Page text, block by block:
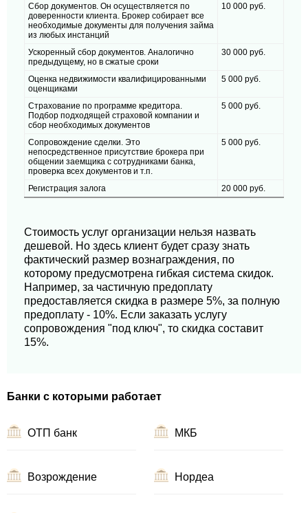
Сбор документов. Он осуществляется по
доверенности клиента. Брокер собирает все
необходимые документы для получения займа
из любых инстанций
10 000 руб.
Ускоренный сбор документов. Аналогично
предыдущему, но в сжатые сроки
30 000 руб.
Оценка недвижимости квалифицированными
оценщиками
5 000 руб.
Страхование по программе кредитора.
Подбор подходящей страховой компании и
сбор необходимых документов
5 000 руб.
Сопровождение сделки. Это
непосредственное присутствие брокера при
общении заемщика с сотрудниками банка,
проверка всех документов и т.п.
5 000 руб.
Регистрация залога 20 000 руб.
Стоимость услуг организации нельзя назвать
дешевой. Но здесь клиент будет сразу знать
фактический размер вознаграждения, по
которому предусмотрена гибкая система скидок.
Например, за частичную предоплату
предоставляется скидка в размере 5%, за полную
предоплату - 10%. Если заказать услугу
сопровождения "под ключ", то скидка составит
15%.
Банки с которыми работает
ОТП банк МКБ
Возрождение Нордеа